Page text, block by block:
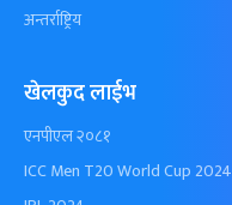
अन्तर्राष्ट्रिय
खेलकुद लाईभ
एनपीएल २०८१
ICC Men T20 World Cup 2024